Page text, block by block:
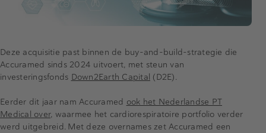
Deze acquisitie past binnen de buy-and-build-strategie die
Accuramed sinds 2024 uitvoert, met steun van
investeringsfonds Down2Earth Capital (D2E).
Eerder dit jaar nam Accuramed ook het Nederlandse PT
Medical over, waarmee het cardiorespiratoire portfolio verder
werd uitgebreid. Met deze overnames zet Accuramed een